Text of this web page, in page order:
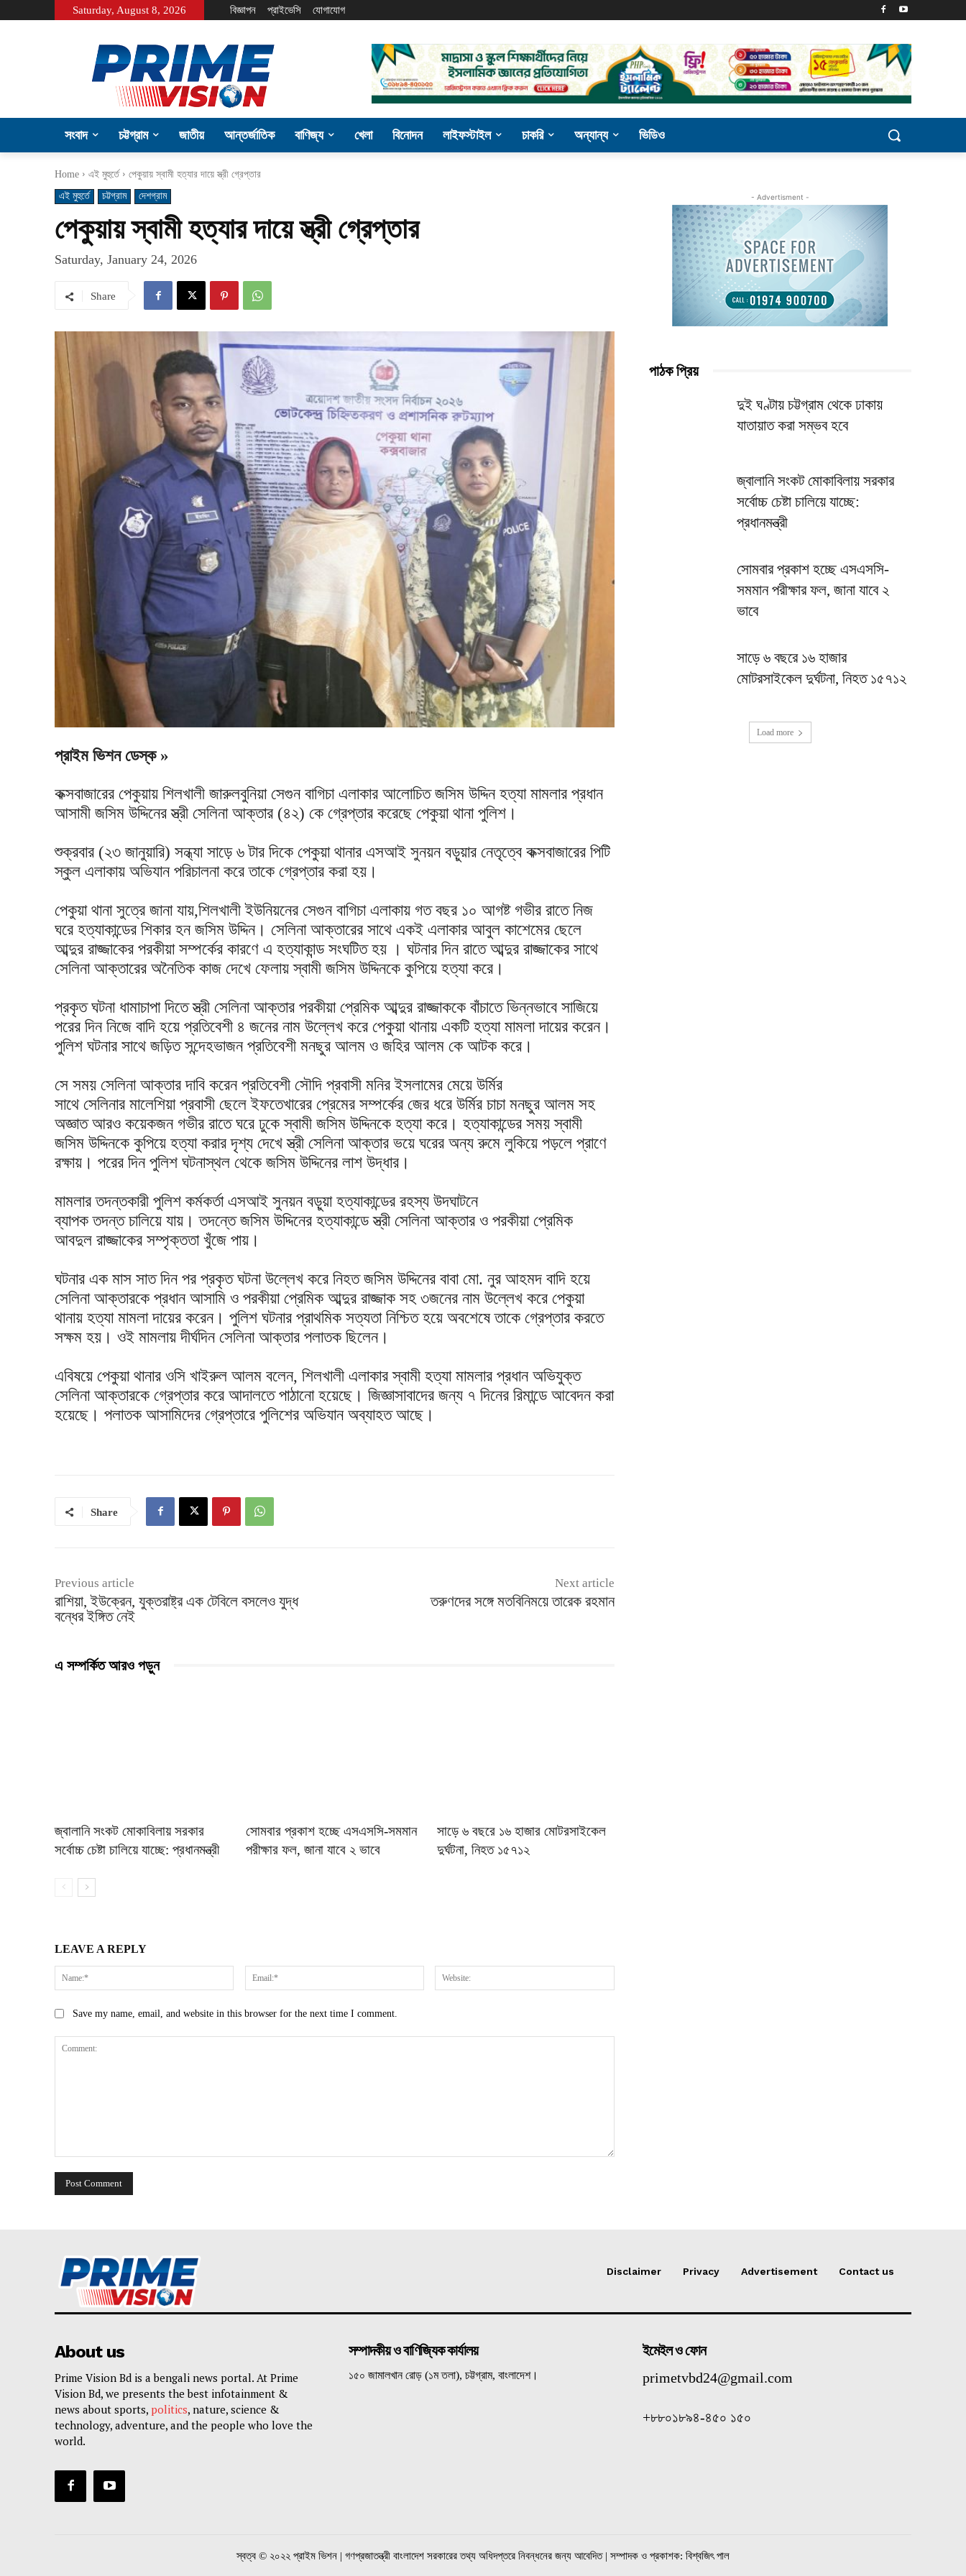
Saturday, August 8, 2026 বিজ্ঞাপন প্রাইভেসি যোগাযোগ
সংবাদ চট্টগ্রাম জাতীয় আন্তর্জাতিক বাণিজ্য খেলা বিনোদন লাইফস্টাইল চাকরি অন্যান্য ভিডিও
Home এই মুহুর্তে
পেকুয়ায় স্বামী হত্যার দায়ে স্ত্রী গ্রেপ্তার
এই মুহুর্তে
চট্টগ্রাম দেশগ্রাম
পেকুয়ায় স্বামী হত্যার দায়ে স্ত্রী গ্রেপ্তার
Saturday, January 24, 2026
Share
প্রাইম ভিশন ডেস্ক »
‎কক্সবাজারের পেকুয়ায় শিলখালী জারুলবুনিয়া সেগুন বাগিচা এলাকার আলোচিত জসিম উদ্দিন হত্যা মামলার প্রধান
আসামী জসিম উদ্দিনের স্ত্রী সেলিনা আক্তার (৪২) কে গ্রেপ্তার করেছে পেকুয়া থানা পুলিশ।
‎শুক্রবার (২৩ জানুয়ারি) সন্ধ্যা সাড়ে ৬ টার দিকে পেকুয়া থানার এসআই সুনয়ন বড়ুয়ার নেতৃত্বে কক্সবাজারের পিটি
স্কুল এলাকায় অভিযান পরিচালনা করে তাকে গ্রেপ্তার করা হয়।
‎পেকুয়া থানা সুত্রে জানা যায়,শিলখালী ইউনিয়নের সেগুন বাগিচা এলাকায় গত বছর ১০ আগষ্ট গভীর রাতে নিজ
ঘরে হত্যাকান্ডের শিকার হন জসিম উদ্দিন। সেলিনা আক্তারের সাথে একই এলাকার আবুল কাশেমের ছেলে
আব্দুর রাজ্জাকের পরকীয়া সম্পর্কের কারণে এ হত্যাকান্ড সংঘটিত হয় । ঘটনার দিন রাতে আব্দুর রাজ্জাকের সাথে
সেলিনা আক্তারের অনৈতিক কাজ দেখে ফেলায় স্বামী জসিম উদ্দিনকে কুপিয়ে হত্যা করে।
‎প্রকৃত ঘটনা ধামাচাপা দিতে স্ত্রী সেলিনা আক্তার পরকীয়া প্রেমিক আব্দুর রাজ্জাককে বাঁচাতে ভিন্নভাবে সাজিয়ে
পরের দিন নিজে বাদি হয়ে প্রতিবেশী ৪ জনের নাম উল্লেখ করে পেকুয়া থানায় একটি হত্যা মামলা দায়ের করেন।
পুলিশ ঘটনার সাথে জড়িত সন্দেহভাজন প্রতিবেশী মনছুর আলম ও জহির আলম কে আটক করে।
‎সে সময় সেলিনা আক্তার দাবি করেন প্রতিবেশী সৌদি প্রবাসী মনির ইসলামের মেয়ে উর্মির
‎সাথে সেলিনার মালেশিয়া প্রবাসী ছেলে ইফতেখারের প্রেমের সম্পর্কের জের ধরে উর্মির চাচা মনছুর আলম সহ
অজ্ঞাত আরও কয়েকজন গভীর রাতে ঘরে ঢুকে স্বামী জসিম উদ্দিনকে হত্যা করে। হত্যাকান্ডের সময় স্বামী
জসিম উদ্দিনকে কুপিয়ে হত্যা করার দৃশ্য দেখে স্ত্রী সেলিনা আক্তার ভয়ে ঘরের অন্য রুমে লুকিয়ে পড়লে প্রাণে
রক্ষায়। পরের দিন পুলিশ ঘটনাস্থল থেকে জসিম উদ্দিনের লাশ উদ্ধার।
‎মামলার তদন্তকারী পুলিশ কর্মকর্তা এসআই সুনয়ন বড়ুয়া হত্যাকান্ডের রহস্য উদঘাটনে
‎ব্যাপক তদন্ত চালিয়ে যায়। তদন্তে জসিম উদ্দিনের হত্যাকান্ডে স্ত্রী সেলিনা আক্তার ও পরকীয়া প্রেমিক
আবদুল রাজ্জাকের সম্পৃক্ততা খুঁজে পায়।
‎ঘটনার এক মাস সাত দিন পর প্রকৃত ঘটনা উল্লেখ করে নিহত জসিম উদ্দিনের বাবা মো. নুর আহমদ বাদি হয়ে
সেলিনা আক্তারকে প্রধান আসামি ও পরকীয়া প্রেমিক আব্দুর রাজ্জাক সহ ৩জনের নাম উল্লেখ করে পেকুয়া
থানায় হত্যা মামলা দায়ের করেন। পুলিশ ঘটনার প্রাথমিক সত্যতা নিশ্চিত হয়ে অবশেষে তাকে গ্রেপ্তার করতে
সক্ষম হয়। ওই মামলায় দীর্ঘদিন সেলিনা আক্তার পলাতক ছিলেন।
‎এবিষয়ে পেকুয়া থানার ওসি খাইরুল আলম বলেন, শিলখালী এলাকার স্বামী হত্যা মামলার প্রধান অভিযুক্ত
সেলিনা আক্তারকে গ্রেপ্তার করে আদালতে পাঠানো হয়েছে। জিজ্ঞাসাবাদের জন্য ৭ দিনের রিমান্ডে আবেদন করা
হয়েছে। পলাতক আসামিদের গ্রেপ্তারে পুলিশের অভিযান অব্যাহত আছে।
Share
Previous article
রাশিয়া, ইউক্রেন, যুক্তরাষ্ট্র এক টেবিলে বসলেও যুদ্ধ
বন্ধের ইঙ্গিত নেই
Next article
তরুণদের সঙ্গে মতবিনিময়ে তারেক রহমান
এ সম্পর্কিত আরও পড়ুন
জ্বালানি সংকট মোকাবিলায় সরকার
সর্বোচ্চ চেষ্টা চালিয়ে যাচ্ছে: প্রধানমন্ত্রী
সোমবার প্রকাশ হচ্ছে এসএসসি-সমমান
পরীক্ষার ফল, জানা যাবে ২ ভাবে
সাড়ে ৬ বছরে ১৬ হাজার মোটরসাইকেল
দুর্ঘটনা, নিহত ১৫৭১২
LEAVE A REPLY
Name:* Email:*
Save my name, email, and website in this browser for the next time I comment.
- Advertisment -
পাঠক প্রিয়
দুই ঘণ্টায় চট্টগ্রাম থেকে ঢাকায়
যাতায়াত করা সম্ভব হবে
জ্বালানি সংকট মোকাবিলায় সরকার
সর্বোচ্চ চেষ্টা চালিয়ে যাচ্ছে:
প্রধানমন্ত্রী
সোমবার প্রকাশ হচ্ছে এসএসসি-
সমমান পরীক্ষার ফল, জানা যাবে ২
ভাবে
সাড়ে ৬ বছরে ১৬ হাজার
মোটরসাইকেল দুর্ঘটনা, নিহত ১৫৭১২
Load more
Disclaimer Privacy Advertisement Contact us
About us
Prime Vision Bd is a bengali news portal. At Prime
Vision Bd, we presents the best infotainment &
news about sports, politics, nature, science &
technology, adventure, and the people who love the
world.
সম্পাদকীয় ও বাণিজ্যিক কার্যালয়
১৫০ জামালখান রোড় (১ম তলা), চট্টগ্রাম, বাংলাদেশ।
ইমেইল ও ফোন
primetvbd24@gmail.com
+৮৮০১৮৯৪-৪৫০ ১৫০
স্বত্ব © ২০২২ প্রাইম ভিশন | গণপ্রজাতন্ত্রী বাংলাদেশ সরকারের তথ্য অধিদপ্তরে নিবন্ধনের জন্য আবেদিত | সম্পাদক ও প্রকাশক: বিশ্বজিৎ পাল